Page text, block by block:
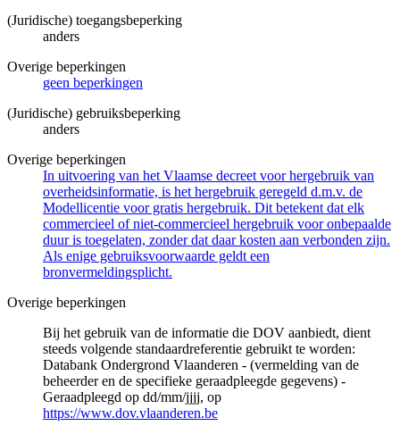
(Juridische) toegangsbeperking
anders
Overige beperkingen
geen beperkingen
(Juridische) gebruiksbeperking
anders
Overige beperkingen
In uitvoering van het Vlaamse decreet voor hergebruik van
overheidsinformatie, is het hergebruik geregeld d.m.v. de
Modellicentie voor gratis hergebruik. Dit betekent dat elk
commercieel of niet-commercieel hergebruik voor onbepaalde
duur is toegelaten, zonder dat daar kosten aan verbonden zijn.
Als enige gebruiksvoorwaarde geldt een
bronvermeldingsplicht.
Overige beperkingen
Bij het gebruik van de informatie die DOV aanbiedt, dient
steeds volgende standaardreferentie gebruikt te worden:
Databank Ondergrond Vlaanderen - (vermelding van de
beheerder en de specifieke geraadpleegde gegevens) -
Geraadpleegd op dd/mm/jjjj, op
https://www.dov.vlaanderen.be